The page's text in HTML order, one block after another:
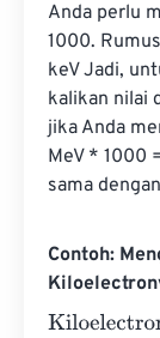
Anda perlu
1000.
keV Jadi,
kalikan nilai
jika Anda
MeV * 1000
sama
Contoh: